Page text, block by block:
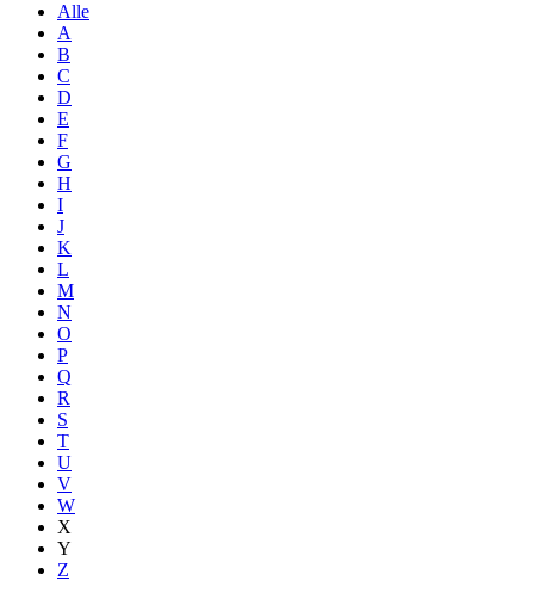
Alle
A
B
C
D
E
F
G
H
I
J
K
L
M
N
O
P
Q
R
S
T
U
V
W
X
Y
Z